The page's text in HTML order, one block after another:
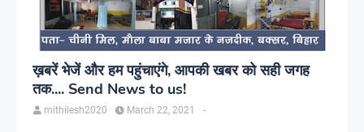
ख़बरें भेजें और हम पहुंचाएंगे, आपकी खबर को सही जगह
तक.... Send News to us!
mithilesh2020 -
March 22, 2021